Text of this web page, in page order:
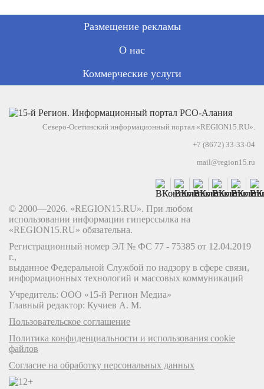
Размещение рекламы
О нас
Коммерческие услуги
Северо-Осетинский информационный портал «REGION15.RU».
+7 (8672) 33-33-04
mail@region15.ru
© 2000—2026. «REGION15.RU». При любом
использовании информации гиперссылка на
«REGION15.RU» обязательна.
Регистрационный номер ЭЛ № ФС 77 - 75385 от 12.04.2019
г.,
выданное Федеральной Службой по надзору в сфере связи,
информационных технологий и массовых коммуникаций
Учредитель: ООО «15-й Регион Медиа»
Главный редактор: Кучиев А. М.
Пользовательское соглашение
Политика конфиденциальности и использования cookie
файлов
Согласие на обработку персональных данных